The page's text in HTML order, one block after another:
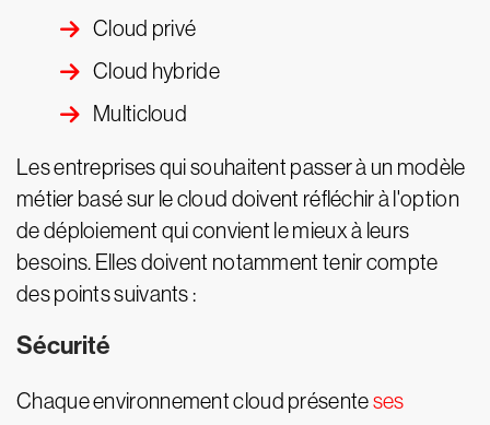
Cloud privé
Cloud hybride
Multicloud
Les entreprises qui souhaitent passer à un modèle
métier basé sur le cloud doivent réfléchir à l'option
de déploiement qui convient le mieux à leurs
besoins. Elles doivent notamment tenir compte
des points suivants :
Sécurité
Chaque environnement cloud présenteses